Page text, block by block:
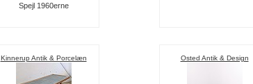
Spejl 1960erne
Kinnerup Antik & Porcelæn Osted Antik & Design